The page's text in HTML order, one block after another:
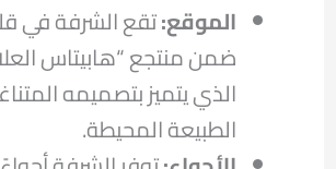
الموقع:تقع الشرفة في
ضمن منتجع “هابيتاس
الذي يتميز بتصميمه
الطبيعة المحيطة.